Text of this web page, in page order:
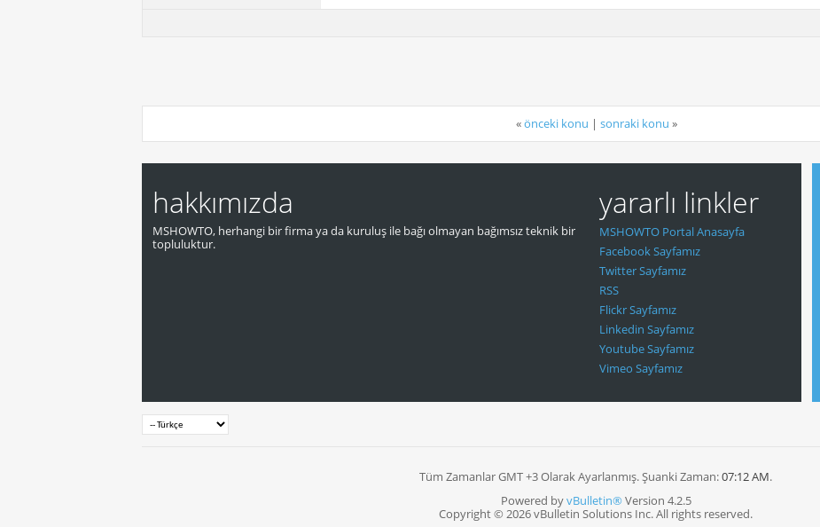
«önceki konu | sonraki konu »
hakkımızda
MSHOWTO, herhangi bir firma ya da kuruluş ile bağı olmayan bağımsız teknik bir
topluluktur.
yararlı linkler
MSHOWTO Portal Anasayfa
Facebook Sayfamız
Twitter Sayfamız
RSS
Flickr Sayfamız
Linkedin Sayfamız
Youtube Sayfamız
Vimeo Sayfamız
Tüm Zamanlar GMT +3 Olarak Ayarlanmış. Şuanki Zaman:07:12 AM.
Powered byvBulletin®Version 4.2.5
Copyright © 2026 vBulletin Solutions Inc. All rights reserved.